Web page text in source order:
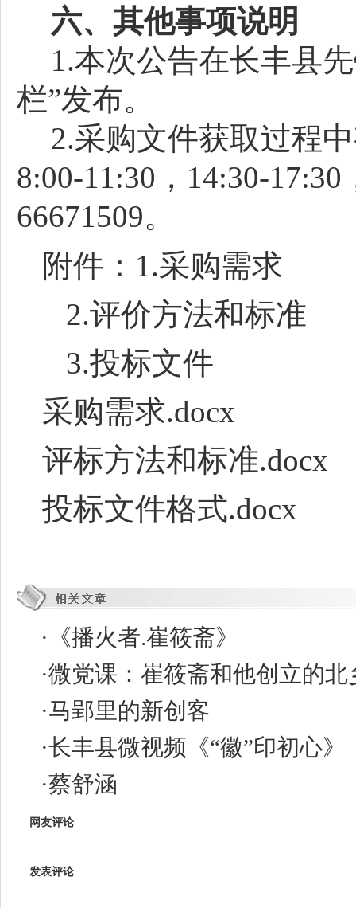
六、其他事项说明
1.本次公告在长丰县
栏”发布。
2.采购文件获取过程
8:00-11:30，14:30-
66671509。
附件：1.采购需求
2.评价方法和标准
3.投标文件
采购需求.docx
评标方法和标准.docx
投标文件格式.docx
· 《播火者.崔筱斋》
·微党课：崔筱斋和他创立的北
·马郢里的新创客
·长丰县微视频《“徽”印初心》
·蔡舒涵
网友评论
发表评论